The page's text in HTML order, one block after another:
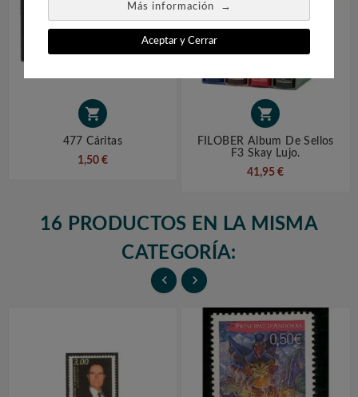
Más información →
Aceptar y Cerrar

477 Cáritas
1,50 €

FILOBER Album De Sellos
F3 Skay Lujo.
41,95 €
16 PRODUCTOS EN LA MISMA
CATEGORÍA:
 